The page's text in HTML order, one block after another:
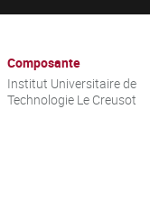
Composante
Institut Universitaire de
Technologie Le Creusot